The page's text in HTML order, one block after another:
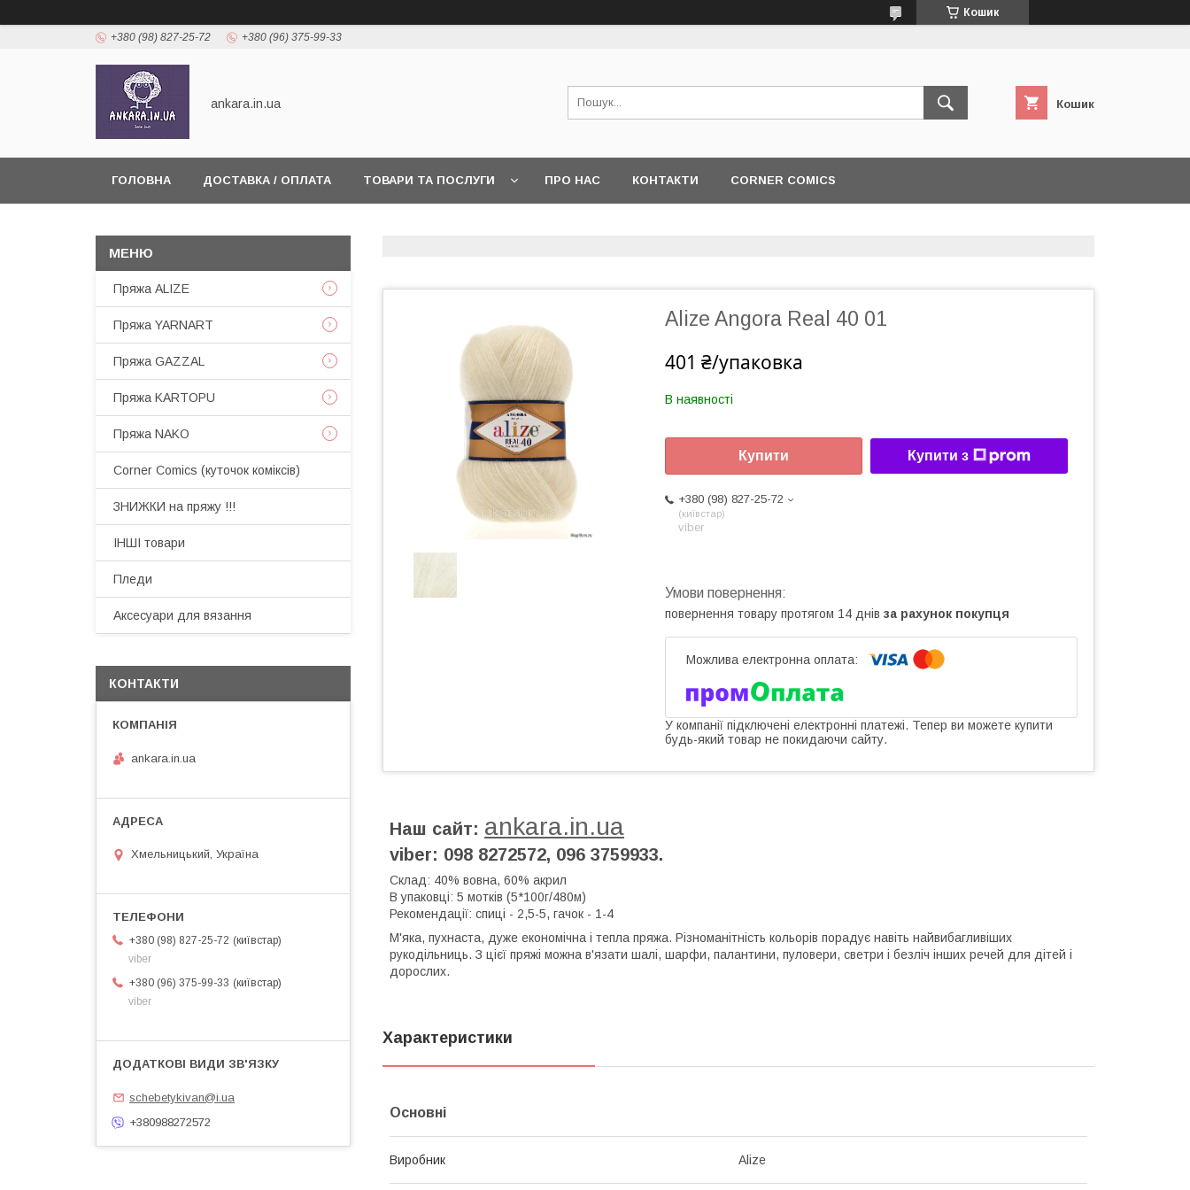
Кошик
+380 (98) 827-25-72 +380 (96) 375-99-33
ankara.in.ua Кошик
ГОЛОВНА ДОСТАВКА / ОПЛАТА ТОВАРИ ТА ПОСЛУГИ ПРО НАС КОНТАКТИ CORNER COMICS
Alize Angora Real 40 01
401 ₴/упаковка
В наявності
Купити Купити з
+380 (98) 827-25-72
київстар
viber
повернення товару протягом 14 днів за рахунок покупця
У компанії підключені електронні платежі. Тепер ви можете купити
будь-який товар не покидаючи сайту.
Наш сайт: ankara.in.ua
viber: 098 8272572, 096 3759933.
Склад: 40% вовна, 60% акрил
В упаковці: 5 мотків (5*100г/480м)
Рекомендації: спиці - 2,5-5, гачок - 1-4
М'яка, пухнаста, дуже економічна і тепла пряжа. Різноманітність кольорів порадує навіть найвибагливіших
рукодільниць. З цієї пряжі можна в'язати шалі, шарфи, палантини, пуловери, светри і безліч інших речей для дітей і
дорослих.
Характеристики
Основні
Виробник Alize
Пряжа ALIZE
Пряжа YARNART
Пряжа GAZZAL
Пряжа KARTOPU
Пряжа NAKO
Corner Comics (куточок коміксів)
ЗНИЖКИ на пряжу !!!
ІНШІ товари
Пледи
Аксесуари для вязання
КОНТАКТИ
ankara.in.ua
Хмельницький, Україна
+380 (98) 827-25-72
київстар
viber
+380 (96) 375-99-33
київстар
viber
schebetykivan@i.ua
+380988272572